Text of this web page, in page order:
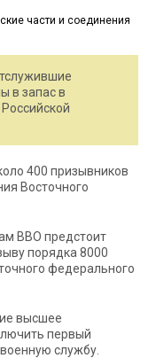
в запас в
400 призывников
Восточного
ВВО предстоит
порядка 8000
федерального
высшее
первый
службу.